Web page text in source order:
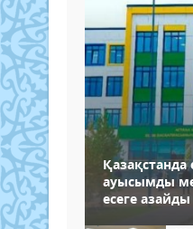
ауысымды
есеге азайды